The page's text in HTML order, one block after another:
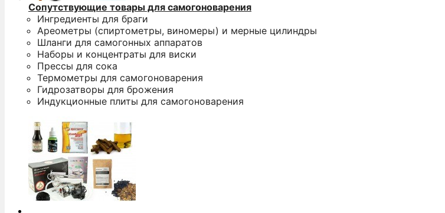
Сопутствующие товары для самогоноварения
Ингредиенты для браги
Ареометры (спиртометры, виномеры) и мерные цилиндры
Шланги для самогонных аппаратов
Наборы и концентраты для виски
Прессы для сока
Термометры для самогоноварения
Гидрозатворы для брожения
Индукционные плиты для самогоноварения